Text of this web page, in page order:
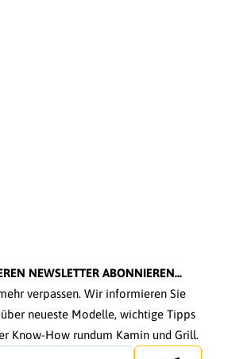
NEWSLETTER ABONNIEREN...
verpassen. Wir informieren Sie
neueste Modelle, wichtige Tipps
Know-How rundum Kamin und Grill.